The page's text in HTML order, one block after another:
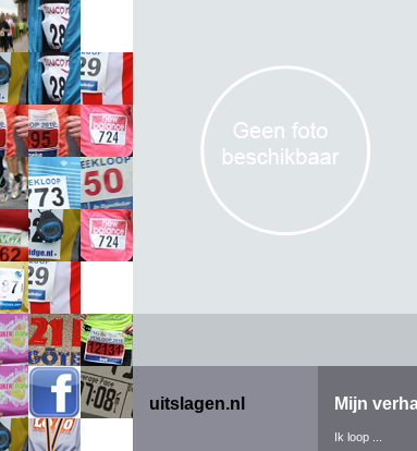
uitslagen.nl Mijn
Ik loop ...